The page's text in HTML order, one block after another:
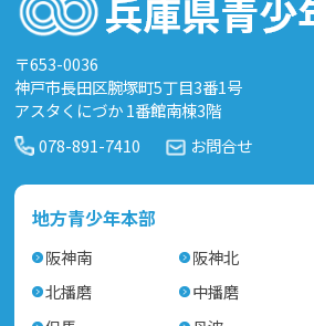
〒653-0036
神戸市長田区腕塚町5丁目3番1号
アスタくにづか 1番館南棟3階
078-891-7410
お問合せ
地方青少年本部
阪神南 阪神北
北播磨
中播磨